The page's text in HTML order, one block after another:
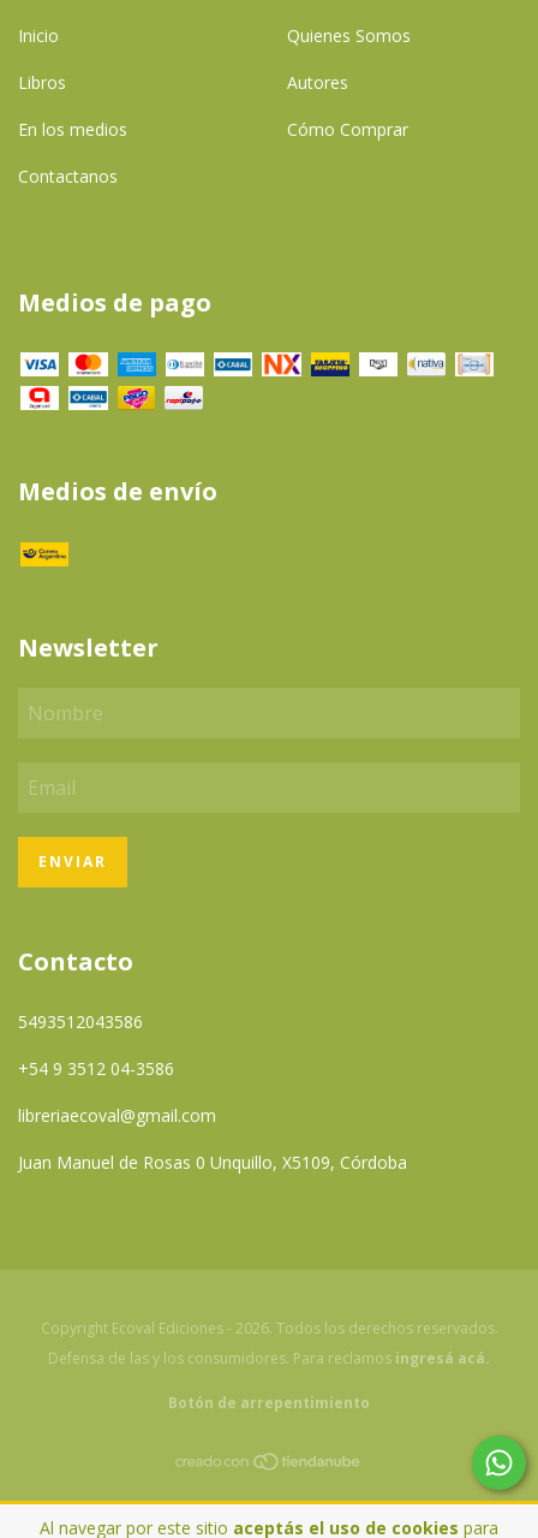
Al navegar por este sitio aceptás el uso de cookies para
Inicio Quienes Somos
Libros Autores
En los medios Cómo Comprar
Contactanos
Medios de pago
Medios de envío
Newsletter
Contacto
5493512043586
+54 9 3512 04-3586
libreriaecoval@gmail.com
Juan Manuel de Rosas 0 Unquillo, X5109, Córdoba
Copyright Ecoval Ediciones - 2026. Todos los derechos reservados.
Defensa de las y los consumidores. Para reclamos ingresá acá.
Botón de arrepentimiento